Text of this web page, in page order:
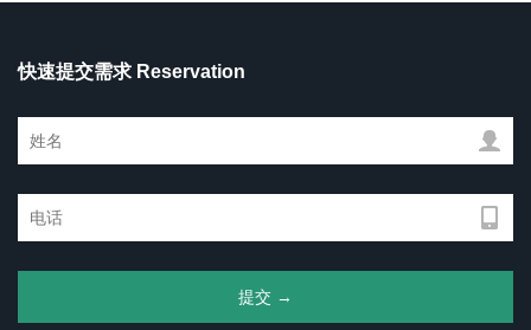
快速提交需求 Reservation